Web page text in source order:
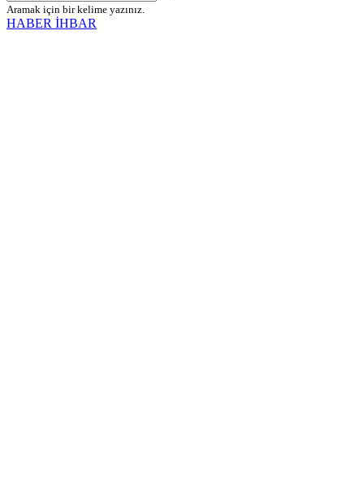
Aramak için bir kelime yazınız.
HABER İHBAR